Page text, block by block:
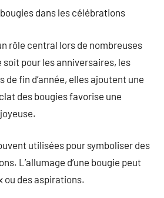
dans les célébrations
rôle central lors de nombreuses
soit pour les anniversaires, les
de fin d’année, elles ajoutent une
des bougies favorise une
utilisées pour symboliser des
L’allumage d’une bougie peut
ou des aspirations.